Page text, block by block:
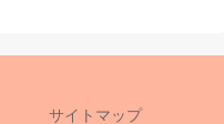
サイトマップ